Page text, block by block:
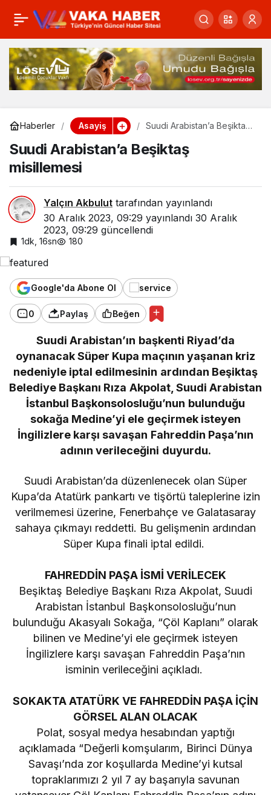
Haberler Asayiş
Suudi Arabistan’a Beşiktaş
Suudi Arabistan’a Beşiktaş
misillemesi
Yalçın Akbulut tarafından yayınlandı
30 Aralık 2023, 09:29 yayınlandı 30 Aralık
2023, 09:29 güncellendi
1dk, 16sn 180
Google'da Abone Ol
0 Paylaş Beğen
Suudi Arabistan’ın başkenti Riyad’da
oynanacak Süper Kupa maçının yaşanan kriz
nedeniyle iptal edilmesinin ardından Beşiktaş
Belediye Başkanı Rıza Akpolat, Suudi Arabistan
İstanbul Başkonsolosluğu’nun bulunduğu
sokağa Medine’yi ele geçirmek isteyen
İngilizlere karşı savaşan Fahreddin Paşa’nın
adının verileceğini duyurdu.
Suudi Arabistan’da düzenlenecek olan Süper
Kupa’da Atatürk pankartı ve tişörtü taleplerine izin
verilmemesi üzerine, Fenerbahçe ve Galatasaray
sahaya çıkmayı reddetti. Bu gelişmenin ardından
Süper Kupa finali iptal edildi.
FAHREDDİN PAŞA İSMİ VERİLECEK
Beşiktaş Belediye Başkanı Rıza Akpolat, Suudi
Arabistan İstanbul Başkonsolosluğu’nun
bulunduğu Akasyalı Sokağa, “Çöl Kaplanı” olarak
bilinen ve Medine’yi ele geçirmek isteyen
İngilizlere karşı savaşan Fahreddin Paşa’nın
isminin verileceğini açıkladı.
SOKAKTA ATATÜRK VE FAHREDDİN PAŞA İÇİN
GÖRSEL ALAN OLACAK
Polat, sosyal medya hesabından yaptığı
açıklamada “Değerli komşularım, Birinci Dünya
Savaşı’nda zor koşullarda Medine’yi kutsal
topraklarımızı 2 yıl 7 ay başarıyla savunan
CHP’li vekil otoyoldaki
kazayı sorguladı…
Kazada ihmal var mı?
0 Paylaş